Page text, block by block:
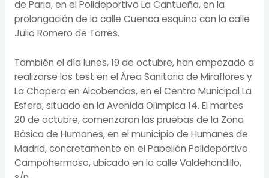
de Parla, en el Polideportivo La Cantueña, en la
prolongación de la calle Cuenca esquina con la calle
Julio Romero de Torres.
También el día lunes, 19 de octubre, han empezado a
realizarse los test en el Área Sanitaria de Miraflores y
La Chopera en Alcobendas, en el Centro Municipal La
Esfera, situado en la Avenida Olímpica 14. El martes
20 de octubre, comenzaron las pruebas de la Zona
Básica de Humanes, en el municipio de Humanes de
Madrid, concretamente en el Pabellón Polideportivo
Campohermoso, ubicado en la calle Valdehondillo,